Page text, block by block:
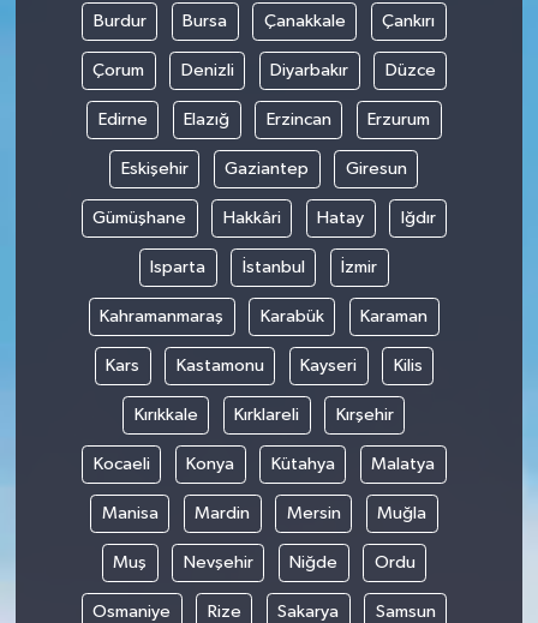
Burdur Bursa Çanakkale Çankırı
Çorum Denizli Diyarbakır Düzce
Edirne Elazığ Erzincan Erzurum
Eskişehir Gaziantep Giresun
Gümüşhane Hakkâri Hatay Iğdır
Isparta İstanbul İzmir
Kahramanmaraş Karabük Karaman
Kars Kastamonu Kayseri Kilis
Kırıkkale Kırklareli Kırşehir
Kocaeli Konya Kütahya Malatya
Manisa Mardin Mersin Muğla
Muş Nevşehir Niğde Ordu
Osmaniye Rize Sakarya Samsun